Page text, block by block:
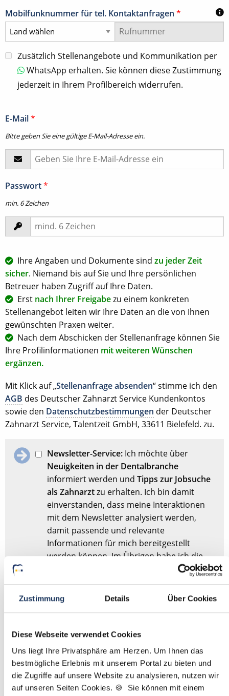
Zustimmung Details Über Cookies
Diese Webseite verwendet Cookies
Uns liegt Ihre Privatsphäre am Herzen. Um Ihnen das
bestmögliche Erlebnis mit unserem Portal zu bieten und
die Zugriffe auf unsere Website zu analysieren, nutzen wir
auf unseren Seiten Cookies. 🍪 Sie können mit einem
Mobilfunknummer für tel. Kontaktanfragen *
Zusätzlich Stellenangebote und Kommunikation per
WhatsApp erhalten. Sie können diese Zustimmung
jederzeit in Ihrem Profilbereich widerrufen.
E-Mail*
Bitte geben Sie eine gültige E-Mail-Adresse ein.
Passwort*
min. 6 Zeichen
Ihre Angaben und Dokumente sind zu jeder Zeit
sicher. Niemand bis auf Sie und Ihre persönlichen
Betreuer haben Zugriff auf Ihre Daten.
Erst nach Ihrer Freigabezu einem konkreten
Stellenangebot leiten wir Ihre Daten an die von Ihnen
gewünschten Praxen weiter.
Nach dem Abschicken der Stellenanfrage können Sie
Ihre Profilinformationen mit weiteren Wünschen
ergänzen.
Mit Klick auf „Stellenanfrage absenden“ stimme ich den
AGB des Deutscher Zahnarzt Service Kundenkontos
sowie den Datenschutzbestimmungen der Deutscher
Zahnarzt Service, Talentzeit GmbH, 33611 Bielefeld. zu.
Newsletter-Service: Ich möchte über
Neuigkeiten in der Dentalbranche
informiert werden undTipps zur Jobsuche
als Zahnarztzu erhalten. Ich bin damit
einverstanden, dass meine Interaktionen
mit dem Newsletter analysiert werden,
damit passende und relevante
Informationen für mich bereitgestellt
werden können. Im Übrigen habe ich die
gelesen und bin mit
ihr einverstanden.
Sie haben dieses Formular schonmal abgesendet?Dann
müssen Sie das Formular nicht erneut abschicken,
sondern nurhierIhre Angaben für die Stellensuche
anpassen.